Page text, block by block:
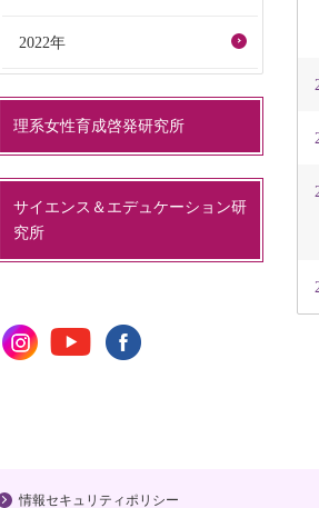
2022年
理系女性育成啓発研究所
サイエンス＆エデュケーション研
究所
情報セキュリティポリシー